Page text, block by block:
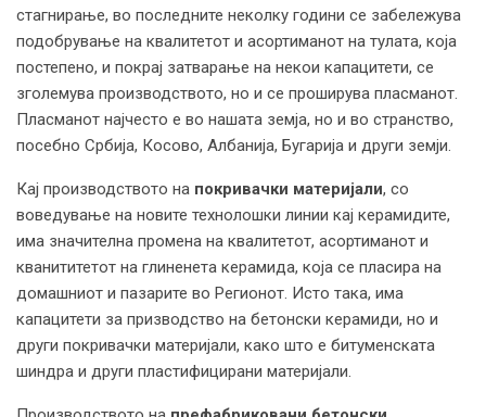
стагнирање, во последните неколку години се забележува
подобрување на квалитетот и асортиманот на тулата, која
постепено, и покрај затварање на некои капацитети, се
зголемува производството, но и се проширува пласманот.
Пласманот најчесто е во нашата земја, но и во странство,
посебно Србија, Косово, Албанија, Бугарија и други земји.
Кај производството на покривачки материјали, со
воведување на новите технолошки линии кај керамидите,
има значителна промена на квалитетот, асортиманот и
кванититетот на глиненета керамида, која се пласира на
домашниот и пазарите во Регионот. Исто така, има
капацитети за призводство на бетонски керамиди, но и
други покривачки материјали, како што е битуменската
шиндра и други пластифицирани материјали.